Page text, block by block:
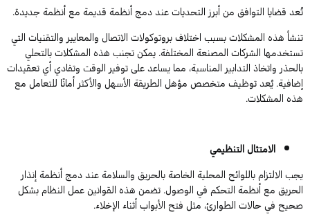
تُعد قضايا التوافق من أبرز التحديات عند دمج أنظمة قديمة مع أنظمة جديدة.
تنشأ هذه المشكلات بسبب اختلاف بروتوكولات الاتصال والمعايير والتقنيات التي
تستخدمها الشركات المصنعة المختلفة. يمكن تجنب هذه المشكلات بالتحلي
بالحذر واتخاذ التدابير المناسبة، مما يساعد على توفير الوقت وتفادي أي تعقيدات
إضافية. يُعد توظيف متخصص مؤهل الطريقة الأسهل والأكثر أمانًا للتعامل مع
هذه المشكلات.
الامتثال التنظيمي
يجب الالتزام باللوائح المحلية الخاصة بالحريق والسلامة عند دمج أنظمة إنذار
الحريق مع أنظمة التحكم في الوصول. تضمن هذه القوانين عمل النظام بشكل
صحيح في حالات الطوارئ، مثل فتح الأبواب أثناء الإخلاء.